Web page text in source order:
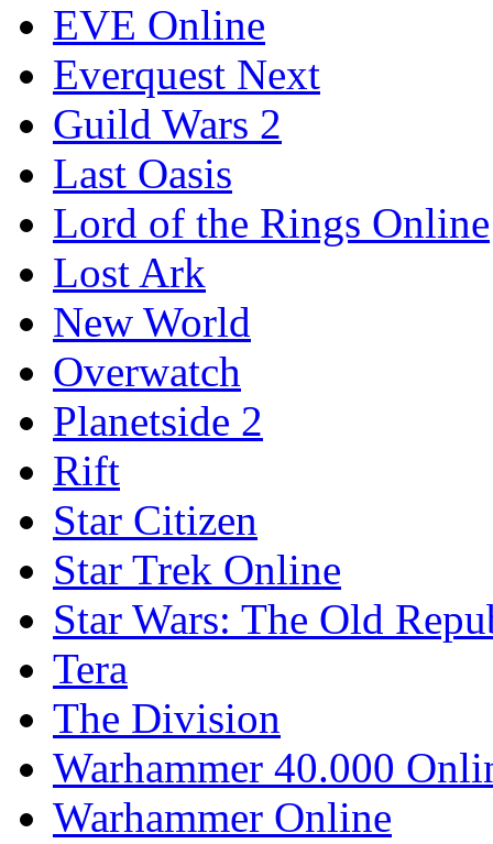
EVE Online
Everquest Next
Guild Wars 2
Last Oasis
Lord of the Rings Online
Lost Ark
New World
Overwatch
Planetside 2
Rift
Star Citizen
Star Trek Online
Star Wars: The Old
Tera
The Division
Warhammer 40.000
Warhammer Online